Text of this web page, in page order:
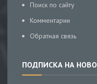
Поиск по сайту
Комментарии
Обратная связь
ПОДПИСКА НА